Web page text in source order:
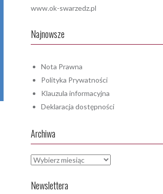
www.ok-swarzedz.pl
Najnowsze
Nota Prawna
Polityka Prywatności
Klauzula informacyjna
Deklaracja dostępności
Archiwa
Archiwa
Newslettera